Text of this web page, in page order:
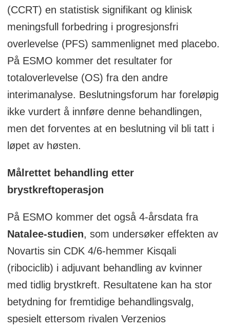
(CCRT) en statistisk signifikant og klinisk
meningsfull forbedring i progresjonsfri
overlevelse (PFS) sammenlignet med placebo.
På ESMO kommer det resultater for
totaloverlevelse (OS) fra den andre
interimanalyse. Beslutningsforum har foreløpig
ikke vurdert å innføre denne behandlingen,
men det forventes at en beslutning vil bli tatt i
løpet av høsten.
Målrettet behandling etter
brystkreftoperasjon
På ESMO kommer det også 4-årsdata fra
Natalee-studien, som undersøker effekten av
Novartis sin CDK 4/6-hemmer Kisqali
(ribociclib) i adjuvant behandling av kvinner
med tidlig brystkreft. Resultatene kan ha stor
betydning for fremtidige behandlingsvalg,
spesielt ettersom rivalen Verzenios